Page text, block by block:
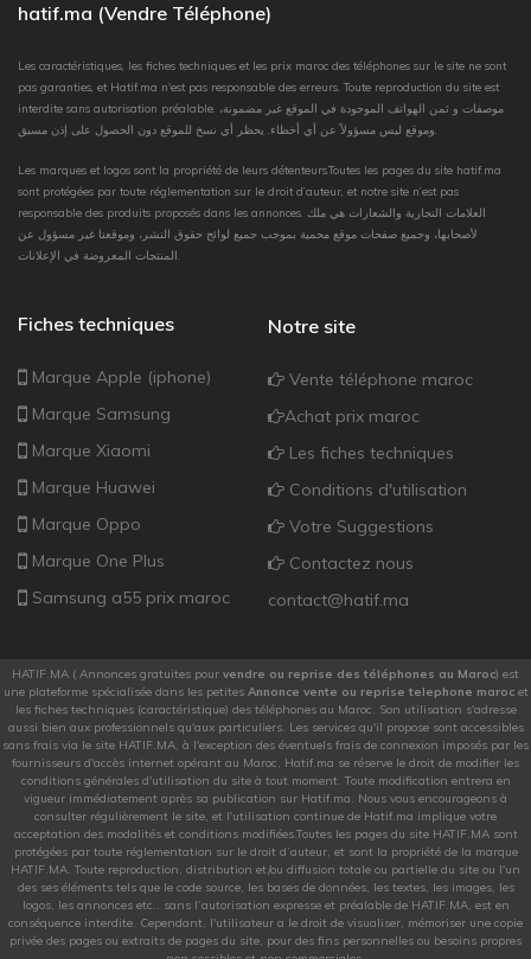
hatif.ma (Vendre Téléphone)
Les caractéristiques, les fiches techniques et les prix maroc des téléphones sur le site ne sont
pas garanties, et Hatif.ma n'est pas responsable des erreurs. Toute reproduction du site est
interdite sans autorisation préalable. موصفات و ثمن الهواتف الموجودة في الموقع غير مضمونة،
Les marques et logos sont la propriété de leurs détenteurs.Toutes les pages du site hatif.ma
sont protégées par toute réglementation sur le droit d’auteur, et notre site n’est pas
responsable des produits proposés dans les annonces. العلامات التجارية والشعارات هي ملك
لأصحابها، وجميع صفحات موقع محمية بموجب جميع لوائح حقوق النشر، وموقعنا غير مسؤول عن
Fiches techniques
Marque Apple (iphone)
Marque Samsung
Marque Xiaomi
Marque Huawei
Marque Oppo
Marque One Plus
Samsung a55 prix maroc
Notre site
Vente téléphone maroc
Achat prix maroc
Les fiches techniques
Conditions d'utilisation
Votre Suggestions
Contactez nous
contact@hatif.ma
HATIF.MA ( Annonces gratuites pour vendre ou reprise des téléphones au Maroc) est
une plateforme spécialisée dans les petites Annonce vente ou reprise telephone marocet
les fiches techniques (caractéristique) des téléphones au Maroc. Son utilisation s'adresse
aussi bien aux professionnels qu'aux particuliers. Les services qu'il propose sont accessibles
sans frais via le site HATIF.MA, à l'exception des éventuels frais de connexion imposés par les
fournisseurs d'accès internet opérant au Maroc, Hatif.ma se réserve le droit de modifier les
conditions générales d'utilisation du site à tout moment. Toute modification entrera en
vigueur immédiatement après sa publication sur Hatif.ma. Nous vous encourageons à
consulter régulièrement le site, et l'utilisation continue de Hatif.ma implique votre
acceptation des modalités et conditions modifiées.Toutes les pages du site HATIF.MA sont
protégées par toute réglementation sur le droit d’auteur, et sont la propriété de la marque
HATIF.MA. Toute reproduction, distribution et/ou diffusion totale ou partielle du site ou l'un
des ses éléments tels que le code source, les bases de données, les textes, les images, les
logos, les annonces etc.. sans l’autorisation expresse et préalable de HATIF.MA, est en
conséquence interdite. Cependant, l'utilisateur a le droit de visualiser, mémoriser une copie
privée des pages ou extraits de pages du site, pour des fins personnelles ou besoins propres